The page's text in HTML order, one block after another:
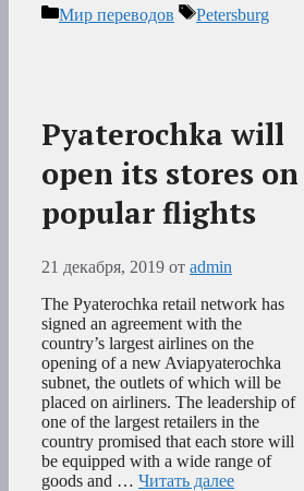
Рубрики
Мир переводов Метки
Petersburg
Pyaterochka will
open its stores on
popular flights
21 декабря, 2019 от admin
The Pyaterochka retail network has
signed an agreement with the
country’s largest airlines on the
opening of a new Aviapyaterochka
subnet, the outlets of which will be
placed on airliners. The leadership of
one of the largest retailers in the
country promised that each store will
be equipped with a wide range of
goods and … Читать далее